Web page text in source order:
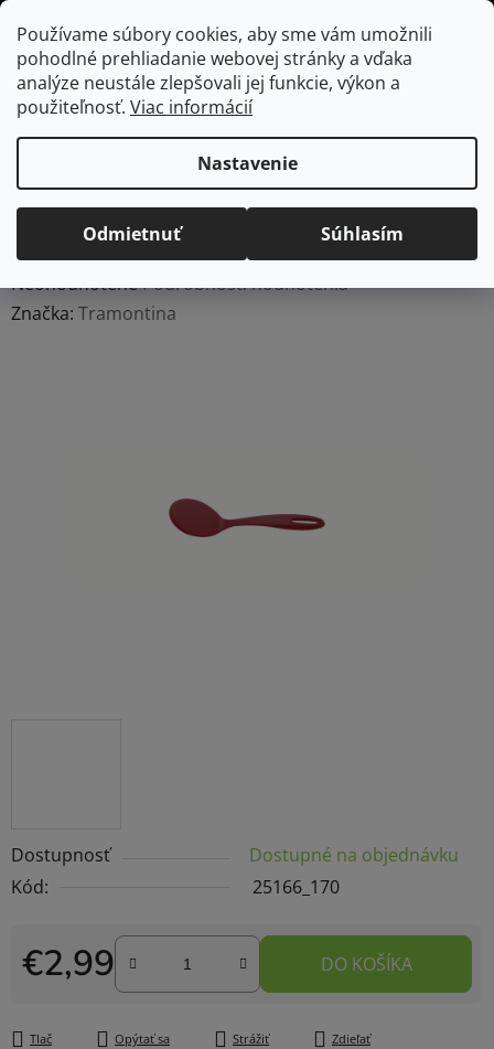
Používame súbory cookies, aby sme vám umožnili
pohodlné prehliadanie webovej stránky a vďaka
analýze neustále zlepšovali jej funkcie, výkon a
použiteľnosť. Viac informácií
Nastavenie
Odmietnuť Súhlasím
Prejsť
na
obsah
Hľadať
Domov
/ Kuchyňa / Kuchynské náradie a pomôcky / Naberačky a
obracačky / Kuchynské náradie | Kuchynské obracačky
Špachtľa na volské oko Tramontina Ability - červená
Dostupnosť
Dostupné na objednávku
Kód:
25166_170
€2,99
Jednotková cena:
DO KOŠÍKA
Tlač Opýtať sa Strážiť Zdieľať
Špachtľa na volské oko
Tramontina Ability -
červená
Priemerné
hodnotenie
NeohodnotenéPodrobnosti hodnotenia
Značka: Tramontina